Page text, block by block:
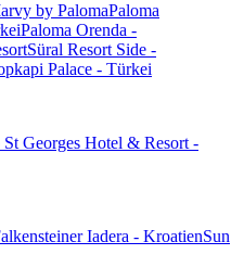
by PalomaPaloma
Paloma Orenda -
Süral Resort Side -
Palace - Türkei
St Georges Hotel & Resort -
Iadera - KroatienSun